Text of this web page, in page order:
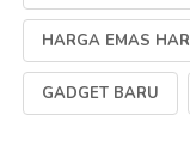
HARGA EMAS
GADGET BARU